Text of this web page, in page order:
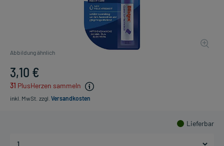
Abbildung ähnlich
3,10 €
31 PlusHerzen sammeln
inkl. MwSt. zzgl. Versandkosten
Lieferbar